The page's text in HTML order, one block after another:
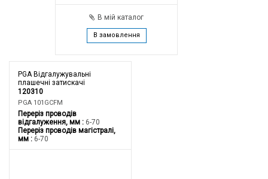
В мій каталог
В замовлення
PGA Відгалужувальні
плашечні затискачі
120310
PGA 101GCFM
Переріз проводів
відгалуження, мм
6-70
Переріз проводів магістралі,
мм
6-70